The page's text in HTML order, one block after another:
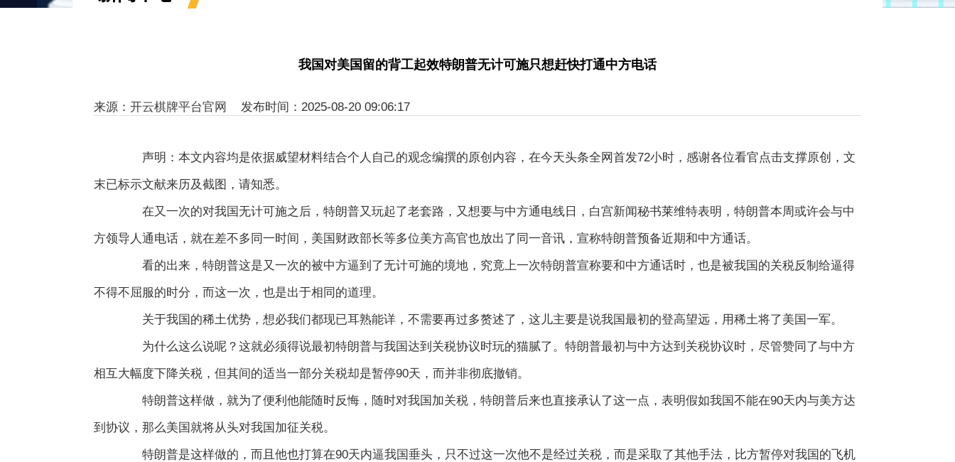
我国对美国留的背工起效特朗普无计可施只想赶快打通中方电话
来源： 开云棋牌平台官网 发布时间：2025-08-20 09:06:17
声明：本文内容均是依据威望材料结合个人自己的观念编撰的原创内容，在今天头条全网首发72小时，感谢各位看官点击支撑原创，文
末已标示文献来历及截图，请知悉。
在又一次的对我国无计可施之后，特朗普又玩起了老套路，又想要与中方通电线日，白宫新闻秘书莱维特表明，特朗普本周或许会与中
方领导人通电话，就在差不多同一时间，美国财政部长等多位美方高官也放出了同一音讯，宣称特朗普预备近期和中方通话。
看的出来，特朗普这是又一次的被中方逼到了无计可施的境地，究竟上一次特朗普宣称要和中方通话时，也是被我国的关税反制给逼得
不得不屈服的时分，而这一次，也是出于相同的道理。
关于我国的稀土优势，想必我们都现已耳熟能详，不需要再过多赘述了，这儿主要是说我国最初的登高望远，用稀土将了美国一军。
为什么这么说呢？这就必须得说最初特朗普与我国达到关税协议时玩的猫腻了。特朗普最初与中方达到关税协议时，尽管赞同了与中方
相互大幅度下降关税，但其间的适当一部分关税却是暂停90天，而并非彻底撤销。
特朗普这样做，就为了便利他能随时反悔，随时对我国加关税，特朗普后来也直接承认了这一点，表明假如我国不能在90天内与美方达
到协议，那么美国就将从头对我国加征关税。
特朗普是这样做的，而且他也打算在90天内逼我国垂头，只不过这一次他不是经过关税，而是采取了其他手法，比方暂停对我国的飞机